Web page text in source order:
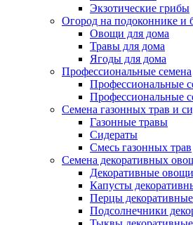
Экзотические грибы
Огород на подоконнике и
Овощи для дома
Травы для дома
Ягоды для дома
Профессиональные семена
Профессиональные
Профессиональные
Семена газонных трав и
Газонные травы
Сидераты
Смесь газонных трав
Семена декоративных
Декоративные
Капусты
Перцы декоративные
Подсолнечники